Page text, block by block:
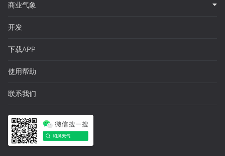
商业气象
开发
下载APP
使用帮助
联系我们